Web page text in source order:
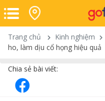
Trang chủ Kinh nghiệm
ho, làm dịu cổ họng hiệu quả
Chia sẻ bài viết: